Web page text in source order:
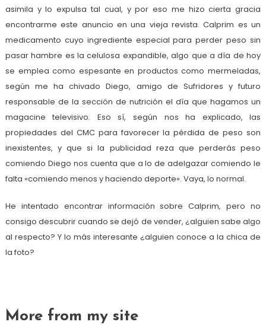
asimila y lo expulsa tal cual, y por eso me hizo cierta gracia
encontrarme este anuncio en una vieja revista. Calprim es un
medicamento cuyo ingrediente especial para perder peso sin
pasar hambre es la celulosa expandible, algo que a día de hoy
se emplea como espesante en productos como mermeladas,
según me ha chivado Diego, amigo de Sufridores y futuro
responsable de la sección de nutrición el día que hagamos un
magacine televisivo. Eso sí, según nos ha explicado, las
propiedades del CMC para favorecer la pérdida de peso son
inexistentes, y que si la publicidad reza que perderás peso
comiendo Diego nos cuenta que a lo de adelgazar comiendo le
falta «comiendo menos y haciendo deporte». Vaya, lo normal.
He intentado encontrar información sobre Calprim, pero no
consigo descubrir cuando se dejó de vender, ¿alguien sabe algo
al respecto? Y lo más interesante ¿alguien conoce a la chica de
la foto?
More from my site